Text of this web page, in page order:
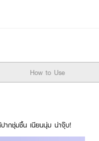
How to Use
ากชุ่มชื้น เนียนนุ่ม น่าจุ๊บ!